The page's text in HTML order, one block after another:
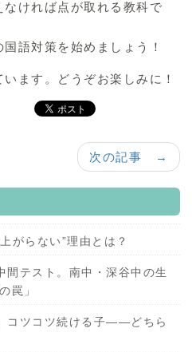
ければ点が取れる教科で
語対策を始めましょう！
ます。どうぞお楽しみに！
次の記事 →
がらない”理由とは？
間テスト。南中・深谷中の生
罠」
コツコツ続ける子——どちら